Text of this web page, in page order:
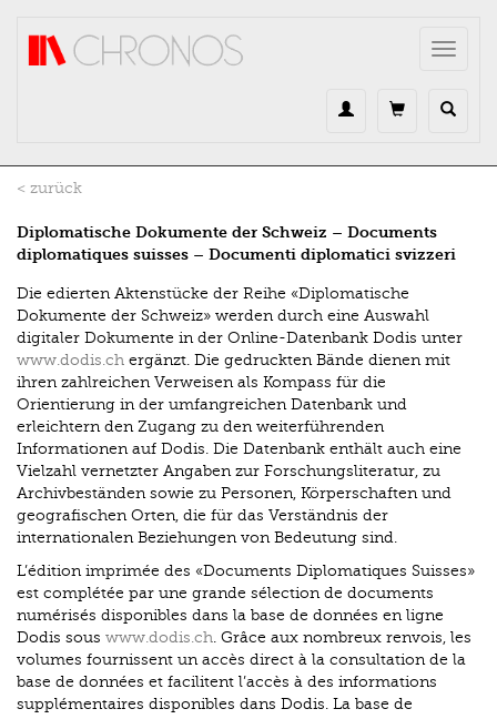
Toggle
< zurück
Diplomatische Dokumente der Schweiz – Documents
diplomatiques suisses – Documenti diplomatici svizzeri
Die edierten Aktenstücke der Reihe «Diplomatische
Dokumente der Schweiz» werden durch eine Auswahl
digitaler Dokumente in der Online-Datenbank Dodis unter
www.dodis.ch ergänzt. Die gedruckten Bände dienen mit
ihren zahlreichen Verweisen als Kompass für die
Orientierung in der umfangreichen Datenbank und
erleichtern den Zugang zu den weiterführenden
Informationen auf Dodis. Die Datenbank enthält auch eine
Vielzahl vernetzter Angaben zur Forschungsliteratur, zu
Archivbeständen sowie zu Personen, Körperschaften und
geografischen Orten, die für das Verständnis der
internationalen Beziehungen von Bedeutung sind.
L’édition imprimée des «Documents Diplomatiques Suisses»
est complétée par une grande sélection de documents
numérisés disponibles dans la base de données en ligne
Dodis sous www.dodis.ch. Grâce aux nombreux renvois, les
volumes fournissent un accès direct à la consultation de la
base de données et facilitent l’accès à des informations
supplémentaires disponibles dans Dodis. La base de